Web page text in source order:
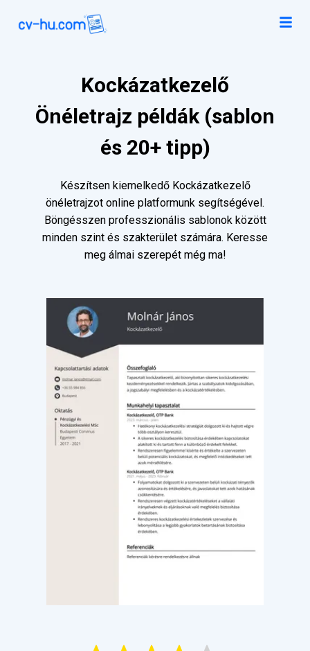
Kockázatkezelő
Önéletrajz példák (sablon
és 20+ tipp)
Készítsen kiemelkedő Kockázatkezelő
önéletrajzot online platformunk segítségével.
Böngésszen professzionális sablonok között
minden szint és szakterület számára. Keresse
meg álmai szerepét még ma!